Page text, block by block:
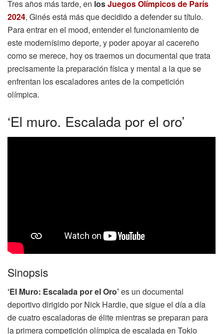
Tres años más tarde, en losJuegos Olímpicos de París
2024, Ginés está más que decidido a defender su título.
Para entrar en el mood, entender el funcionamiento de
este modernísimo deporte, y poder apoyar al cacereño
como se merece, hoy os traemos un documental que trata
precisamente la preparación física y mental a la que se
enfrentan los escaladores antes de la competición
olímpica.
‘El muro. Escalada por el oro’
Sinopsis
‘El Muro: Escalada por el Oro’es un documental
deportivo dirigido por Nick Hardie, que sigue el día a día
de cuatro escaladoras de élite mientras se preparan para
la primera competición olímpica de escalada en Tokio